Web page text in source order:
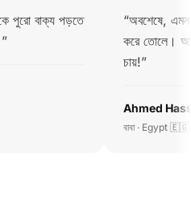
পুরো বাক্য পড়তে
”
“অবশেষে, এমন
করে তোলে।
চায়!”
Ahmed
বাবা · Egypt 🇪🇬